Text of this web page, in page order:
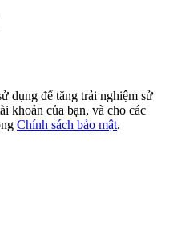
dụng để tăng trải nghiệm sử
khoản của bạn, và cho các
Chính sách bảo mật.